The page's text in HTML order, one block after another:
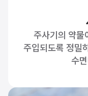
주사기의 약물
주입되도록 정밀
수